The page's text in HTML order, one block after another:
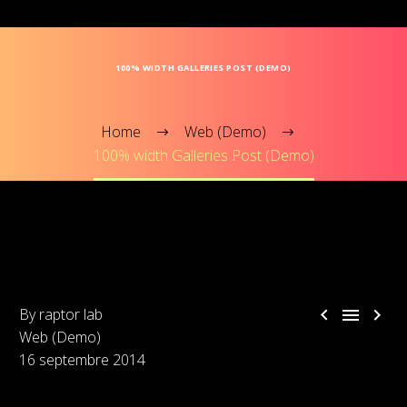
100% WIDTH GALLERIES POST (DEMO)
Home
Web (Demo)
100% width Galleries Post (Demo)
  
By raptor lab
Web (Demo)
16 septembre 2014